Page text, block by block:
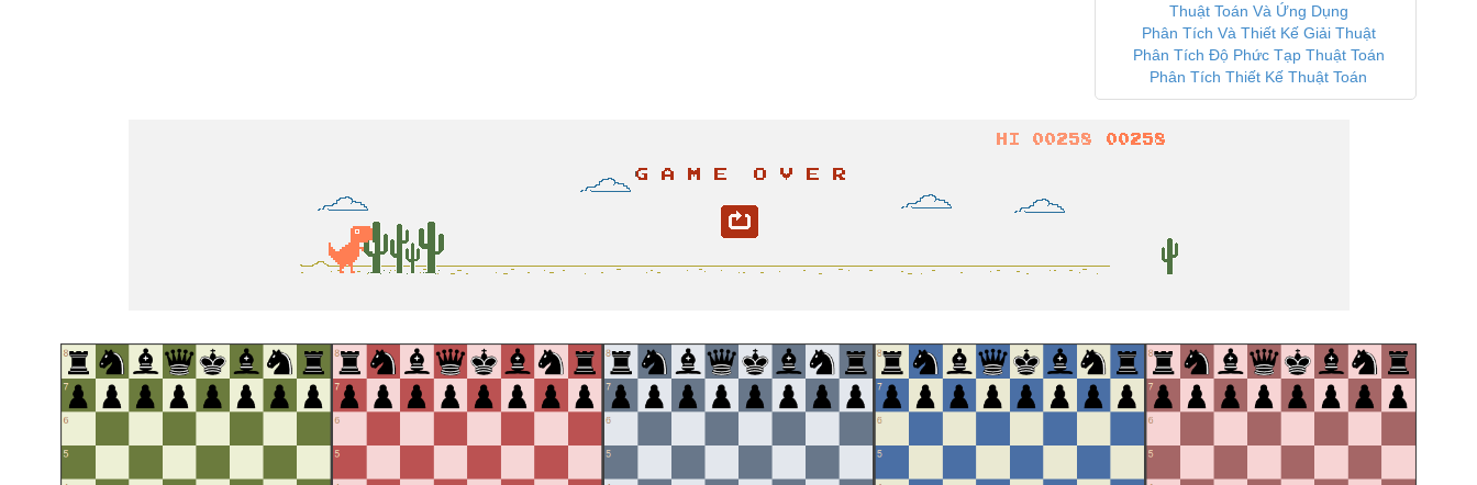
Thuật Toán Và Ứng Dụng
Phân Tích Và Thiết Kế Giải Thuật
Phân Tích Độ Phức Tạp Thuật Toán
Phân Tích Thiết Kế Thuật Toán